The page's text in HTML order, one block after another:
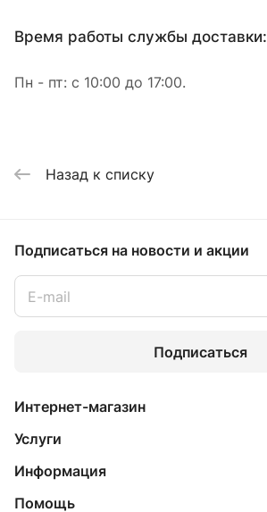
Время работы службы доставки:
Пн - пт: с 10:00 до 17:00.
Назад к списку
Подписаться на новости и акции
Подписаться
Интернет-магазин
Услуги
Информация
Помощь